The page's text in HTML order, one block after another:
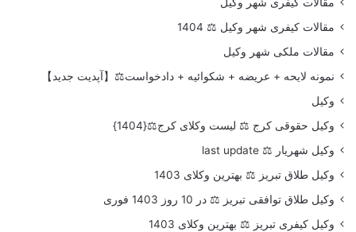
مقالات کیفری شهر وکیل ⚖️ 1404
مقالات ملکی شهر وکیل
نمونه لایحه + عریضه + شکوائیه + دادخواست⚖️【آپدیت جدید】
وکیل
وکیل حقوقی کرج ⚖️ لیست وکلای کرج⚖️{1404}
وکیل شهریار ⚖️ last update
وکیل طلاق تبریز ⚖️ بهترین وکلای 1403
وکیل طلاق توافقی تبریز ⚖️ در 10 روز 1403 فوری
وکیل کیفری تبریز ⚖️ بهترین وکلای 1403